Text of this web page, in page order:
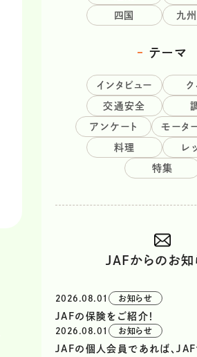
四国 九
テーマ
インタビュー
交通安全
アンケート モータ
料理 レ
特集
JAFからのお知
2026.08.01 お知らせ
JAFの保険をご紹介！
2026.08.01 お知らせ
JAFの個人会員であれば、